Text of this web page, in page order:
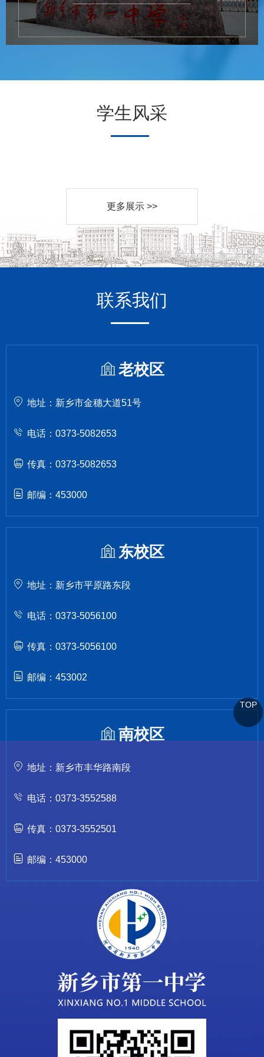
学生风采
更多展示 >>
联系我们
老校区
地址：新乡市金穗大道51号
电话：0373-5082653
传真：0373-5082653
邮编：453000
东校区
地址：新乡市平原路东段
电话：0373-5056100
传真：0373-5056100
邮编：453002
南校区
地址：新乡市丰华路南段
电话：0373-3552588
传真：0373-3552501
邮编：453000
TOP